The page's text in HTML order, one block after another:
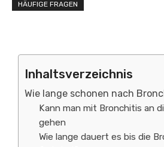
HÄUFIGE FRAGEN
Inhaltsverzeichnis
Wie lange schonen nach
Kann man mit Bronchitis an
gehen
Wie lange dauert es bis die